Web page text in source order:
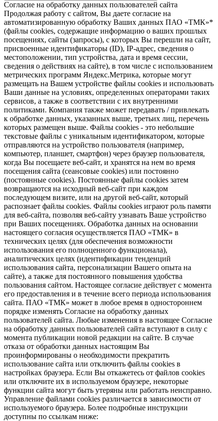
Согласие на обработку данных пользователей сайта
Продолжая работу с сайтом, Вы даете согласие на
автоматизированную обработку Ваших данных ПАО «ТМК»*
(файлы cookies, содержащие информацию о ваших прошлых
посещениях, сайты (запросы), с которых Вы перешли на сайт,
присвоенные идентификаторы (ID), IP-адрес, сведения о
местоположении, тип устройства, дата и время сессии,
сведения о действиях на сайте), в том числе с использованием
метрических программ Яндекс.Метрика, которые могут
размещать на Вашем устройстве файлы cookies и использовать
Ваши данные на условиях, определенных операторами таких
сервисов, а также в соответствии с их внутренними
политиками. Компания также может передавать / привлекать
к обработке данных, указанных выше, третьих лиц, перечень
которых размещен выше. Файлы cookies - это небольшие
текстовые файлы с уникальным идентификатором, которые
отправляются на устройство пользователя (например,
компьютер, планшет, смартфон) через браузер пользователя,
когда Вы посещаете веб-сайт, и хранятся на нем во время
посещения сайта (сеансовые cookies) или постоянно
(постоянные cookies). Постоянные файлы cookies затем
возвращаются на исходный веб-сайт при каждом
последующем визите, или на другой веб-сайт, который
распознает файлы cookies. Файлы cookies играют роль памяти
для веб-сайта, позволяя веб-сайту узнавать Ваше устройство
при Ваших посещениях. Обработка данных на основании
настоящего согласия осуществляется ПАО «ТМК» в
технических целях (для обеспечения возможности
использования его полноценного функционала),
аналитических целях (идентификации тенденций
использования сайта, персонализации Вашего опыта на
сайте), а также для постоянного повышения удобства
пользования сайтом. Настоящее согласие действует с момента
его предоставления и в течение всего периода использования
сайта. ПАО «ТМК» может в любое время в одностороннем
порядке изменять Согласие на обработку данных
пользователей сайта. Любые изменения в настоящее Согласие
на обработку данных пользователей сайта вступают в силу с
момента публикации новой редакции на сайте. В случае
отказа от обработки данных настоящим Вы
проинформированы о необходимости прекратить
использование сайта или отключить файлы cookies в
настройках браузера. Если Вы откажетесь от файлов cookies
или отключите их в используемом браузере, некоторые
функции сайта могут быть утеряны или работать неисправно.
Управление файлами cookies различается в зависимости от
используемого браузера. Более подробные инструкции
доступны по ссылкам ниже: